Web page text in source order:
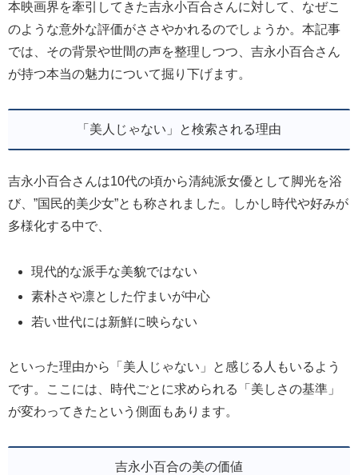
本映画界を牽引してきた吉永小百合さんに対して、なぜこ
のような意外な評価がささやかれるのでしょうか。本記事
では、その背景や世間の声を整理しつつ、吉永小百合さん
が持つ本当の魅力について掘り下げます。
「美人じゃない」と検索される理由
吉永小百合さんは10代の頃から清純派女優として脚光を浴
び、”国民的美少女”とも称されました。しかし時代や好みが
多様化する中で、
現代的な派手な美貌ではない
素朴さや凛とした佇まいが中心
若い世代には新鮮に映らない
といった理由から「美人じゃない」と感じる人もいるよう
です。ここには、時代ごとに求められる「美しさの基準」
が変わってきたという側面もあります。
吉永小百合の美の価値